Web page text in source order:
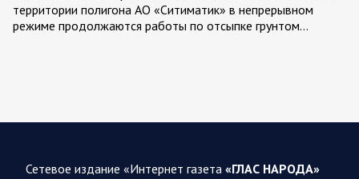
территории полигона АО «Ситиматик» в непрерывном
режиме продолжаются работы по отсыпке грунтом…
представители группировок «Север», «Запад», «Центр»,
Сетевое издание «Интернет газета «ГЛАС НАРОДА»